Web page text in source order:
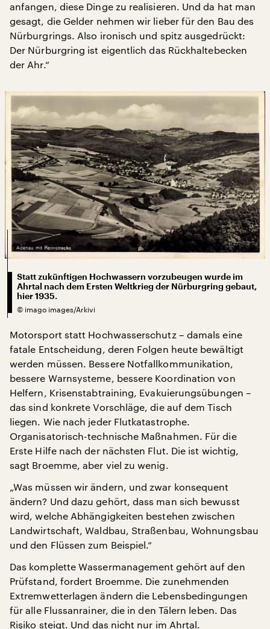
anfangen, diese Dinge zu realisieren. Und da hat man
gesagt, die Gelder nehmen wir lieber für den Bau des
Nürburgrings. Also ironisch und spitz ausgedrückt:
Der Nürburgring ist eigentlich das Rückhaltebecken
der Ahr.“
Statt zukünftigen Hochwassern vorzubeugen wurde im
Ahrtal nach dem Ersten Weltkrieg der Nürburgring gebaut,
hier 1935.
© imago images/Arkivi
Motorsport statt Hochwasserschutz – damals eine
fatale Entscheidung, deren Folgen heute bewältigt
werden müssen. Bessere Notfallkommunikation,
bessere Warnsysteme, bessere Koordination von
Helfern, Krisenstabtraining, Evakuierungsübungen –
das sind konkrete Vorschläge, die auf dem Tisch
liegen. Wie nach jeder Flutkatastrophe.
Organisatorisch-technische Maßnahmen. Für die
Erste Hilfe nach der nächsten Flut. Die ist wichtig,
sagt Broemme, aber viel zu wenig.
„Was müssen wir ändern, und zwar konsequent
ändern? Und dazu gehört, dass man sich bewusst
wird, welche Abhängigkeiten bestehen zwischen
Landwirtschaft, Waldbau, Straßenbau, Wohnungsbau
und den Flüssen zum Beispiel.“
Das komplette Wassermanagement gehört auf den
Prüfstand, fordert Broemme. Die zunehmenden
Extremwetterlagen ändern die Lebensbedingungen
für alle Flussanrainer, die in den Tälern leben. Das
Risiko steigt. Und das nicht nur im Ahrtal.